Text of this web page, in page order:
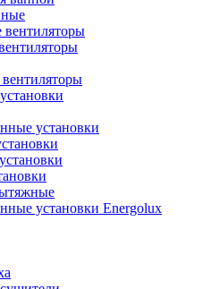
установки
установки Energolux